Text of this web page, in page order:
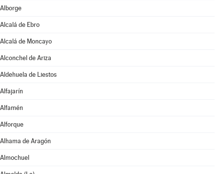
Alborge
Alcalá de Ebro
Alcalá de Moncayo
Alconchel de Ariza
Aldehuela de Liestos
Alfajarín
Alfamén
Alforque
Alhama de Aragón
Almochuel